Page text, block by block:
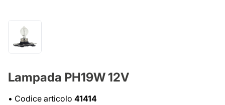
Lampada PH19W 12V
• Codice articolo 41414